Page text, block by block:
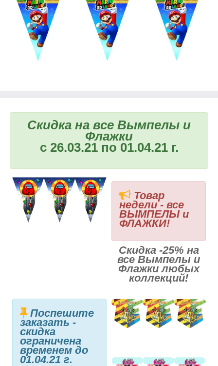
Скидка на все Вымпелы и
Флажки
с 26.03.21 по 01.04.21 г.
Товар
недели - все
ВЫМПЕЛЫ и
ФЛАЖКИ!
Скидка -25% на
все Вымпелы и
Флажки любых
коллекций!
Поспешите
заказать -
скидка
ограничена
временем до
01.04.21 г.